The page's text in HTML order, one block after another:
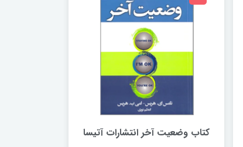
کتاب وضعیت آخر انتشارات آتیسا